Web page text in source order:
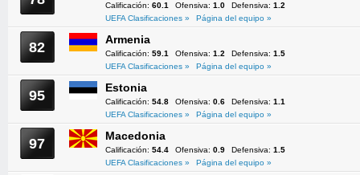
Calificación: 60.1 Ofensiva: 1.0 Defensiva: 1.2
UEFA Clasificaciones »
Página del equipo »
82 Armenia
Calificación: 59.1 Ofensiva: 1.2 Defensiva: 1.5
UEFA Clasificaciones »
Página del equipo »
95 Estonia
Calificación: 54.8 Ofensiva: 0.6 Defensiva: 1.1
UEFA Clasificaciones »
Página del equipo »
97 Macedonia
Calificación: 54.4 Ofensiva: 0.9 Defensiva: 1.5
UEFA Clasificaciones »
Página del equipo »